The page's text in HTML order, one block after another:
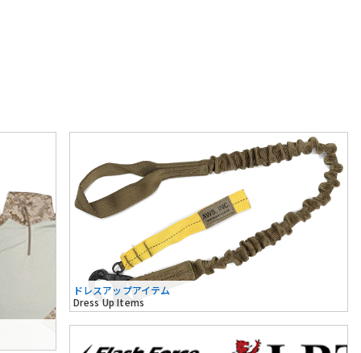
ドレスアップアイテム
Dress Up Items